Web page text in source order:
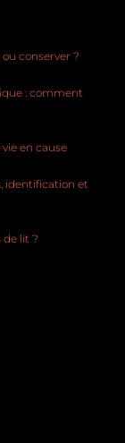
conserver ?
: comment
en cause
identification et
lit ?